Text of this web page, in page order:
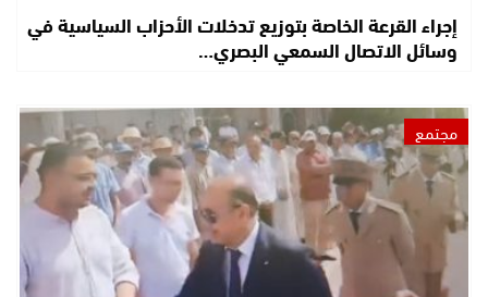
إجراء القرعة الخاصة بتوزيع تدخلات الأحزاب السياسية في
وسائل الاتصال السمعي البصري…
مجتمع